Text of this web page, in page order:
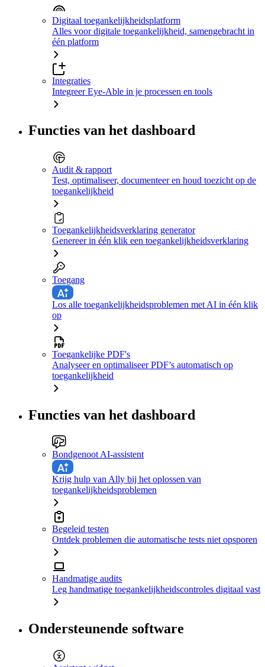
Digitaal toegankelijkheidsplatform
Alles voor digitale toegankelijkheid, samengebracht in
één platform
Integraties
Integreer Eye-Able in je processen en tools
Functies van het dashboard
Audit & rapport
Test, optimaliseer, documenteer en houd toezicht op de
toegankelijkheid
Toegankelijkheidsverklaring generator
Genereer in één klik een toegankelijkheidsverklaring
Toegang
Los alle toegankelijkheidsproblemen met AI in één klik
op
Toegankelijke PDF's
Analyseer en optimaliseer PDF’s automatisch op
toegankelijkheid
Functies van het dashboard
Bondgenoot AI-assistent
Krijg hulp van Ally bij het oplossen van
toegankelijkheidsproblemen
Begeleid testen
Ontdek problemen die automatische tests niet opsporen
Handmatige audits
Leg handmatige toegankelijkheidscontroles digitaal vast
Ondersteunende software